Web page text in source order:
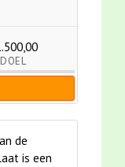
DOEL
de
is een